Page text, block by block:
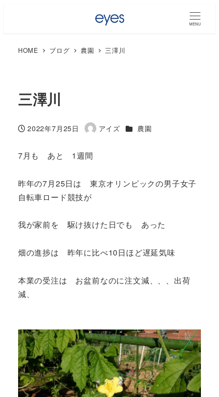
MENU
HOME ブログ 農園 三澤川
三澤川
投稿日
2022年7月25日
著
アイズ カテゴリー
農園
7月も あと 1週間
昨年の7月25日は 東京オリンピックの男子女子
自転車ロード競技が
我が家前を 駆け抜けた日でも あった
畑の進捗は 昨年に比べ10日ほど遅延気味
本業の受注は お盆前なのに注文減、、、出荷
減、